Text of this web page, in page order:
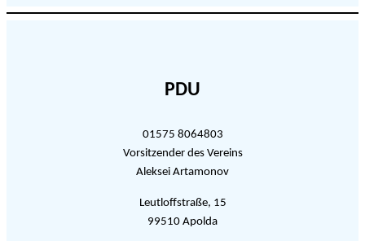
PDU
01575 8064803
Vorsitzender des Vereins
Aleksei Artamonov
Leutloffstraße, 15
99510 Apolda